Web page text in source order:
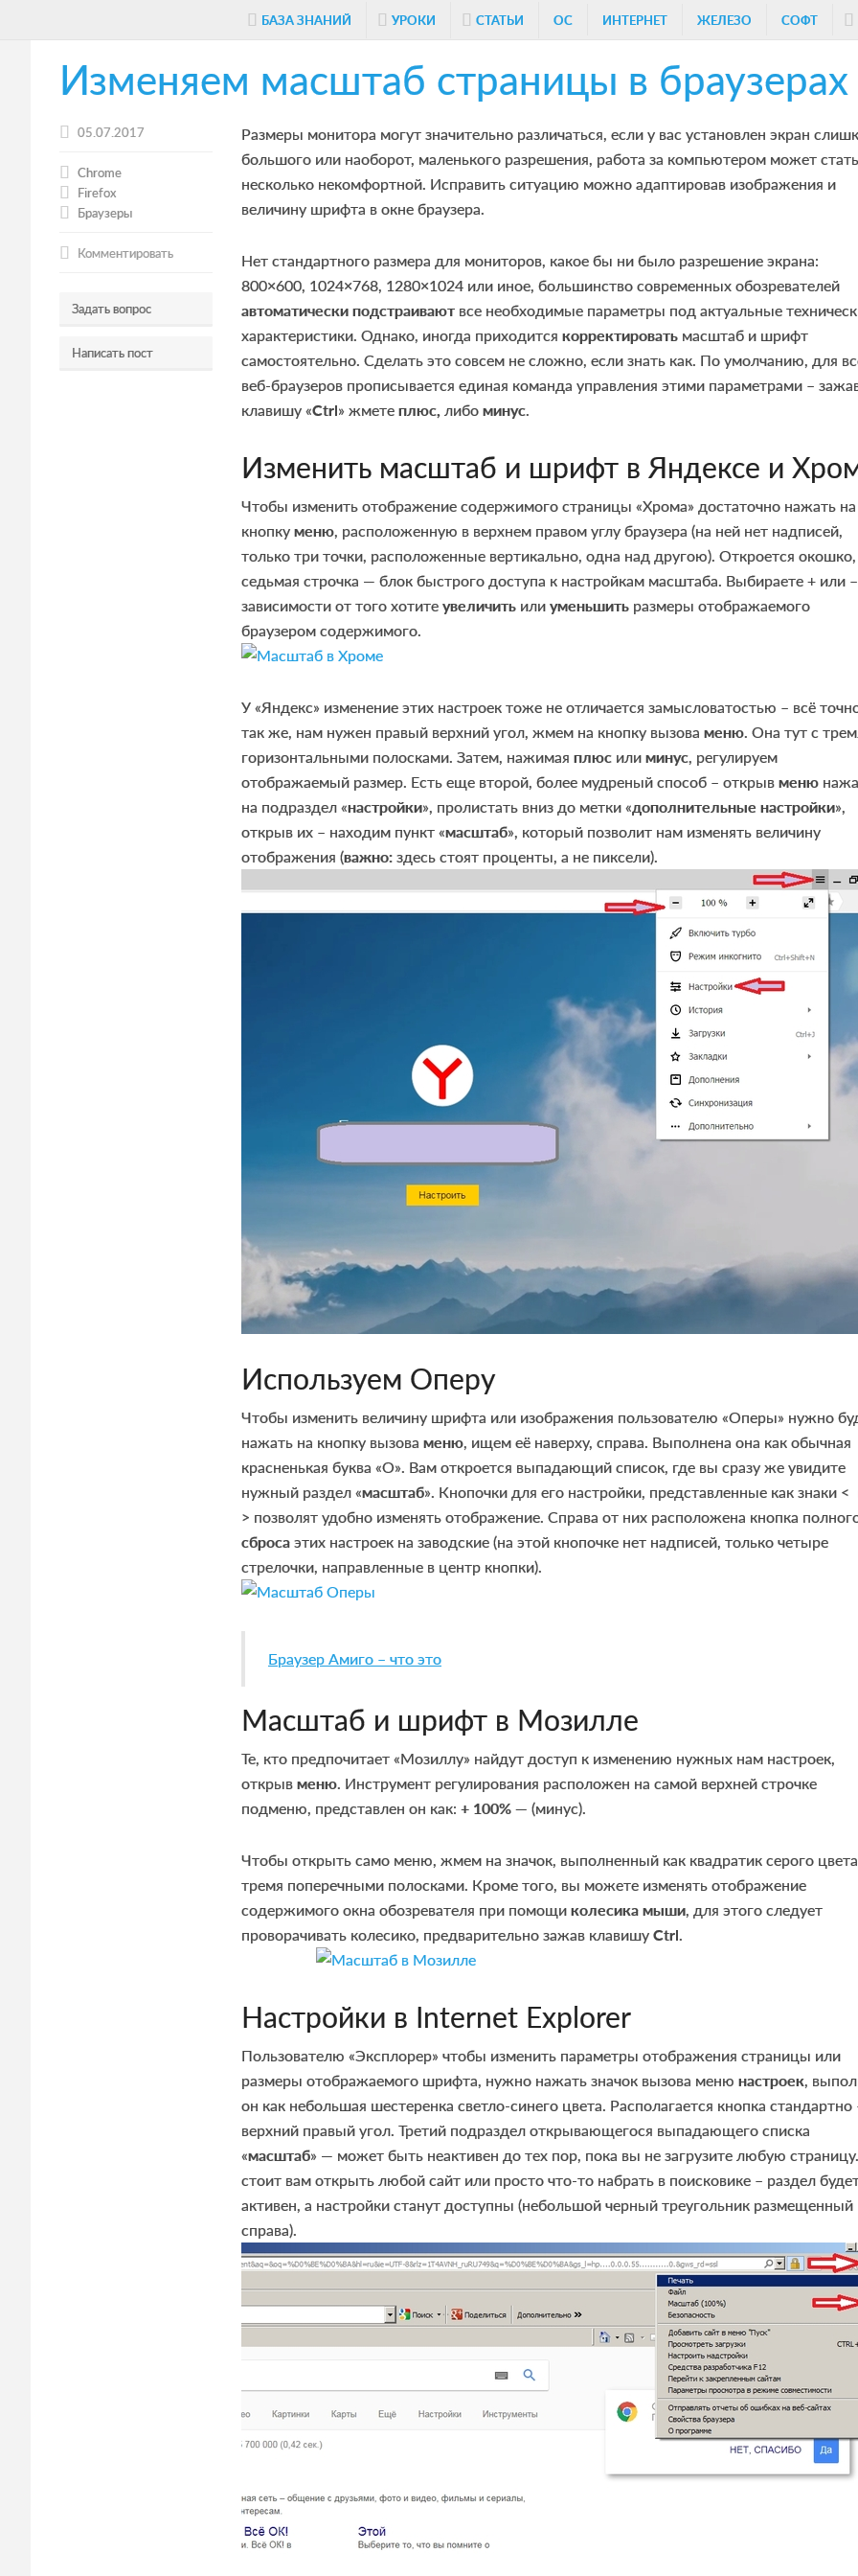
БАЗА ЗНАНИЙ УРОКИ СТАТЬИ ОС ИНТЕРНЕТ ЖЕЛЕЗО СОФТ
Изменяем масштаб страницы в браузерах
05.07.2017
Chrome
Firefox
Браузеры
Комментировать
Задать вопрос
Написать пост
Размеры монитора могут значительно различаться, если у вас установлен экран
большого или наоборот, маленького разрешения, работа за компьютером может стать
несколько некомфортной. Исправить ситуацию можно адаптировав изображения и
величину шрифта в окне браузера.
Нет стандартного размера для мониторов, какое бы ни было разрешение экрана:
800×600, 1024×768, 1280×1024 или иное, большинство современных обозревателей
автоматически подстраивают все необходимые параметры под актуальные
характеристики. Однако, иногда приходится корректировать масштаб и шрифт
самостоятельно. Сделать это совсем не сложно, если знать как. По умолчанию, для
веб-браузеров прописывается единая команда управления этими параметрами –
клавишу «Ctrl» жметеплюс,либоминус.
Изменить масштаб и шрифт в Яндексе и
Чтобы изменить отображение содержимого страницы «Хрома» достаточно нажать на
кнопкуменю, расположенную в верхнем правом углу браузера (на ней нет надписей,
только три точки, расположенные вертикально, одна над другою). Откроется окошко,
седьмая строчка — блок быстрого доступа к настройкам масштаба. Выбираете + или
зависимости от того хотитеувеличить илиуменьшить размеры отображаемого
браузером содержимого.
У «Яндекс» изменение этих настроек тоже не отличается замысловатостью – всё
так же, нам нужен правый верхний угол, жмем на кнопку вызова меню. Она тут с
горизонтальными полосками. Затем, нажимая плюс илиминус, регулируем
отображаемый размер. Есть еще второй, более мудреный способ – открывменю
на подраздел «настройки», пролистать вниз до метки «дополнительные настройки»,
открыв их – находим пункт «масштаб», который позволит нам изменять величину
отображения (важно:здесь стоят проценты, а не пиксели).
Используем Оперу
Чтобы изменить величину шрифта или изображения пользователю «Оперы» нужно
нажать на кнопку вызова меню, ищем её наверху, справа. Выполнена она как обычная
красненькая буква «О». Вам откроется выпадающий список, где вы сразу же увидите
нужный раздел «масштаб». Кнопочки для его настройки, представленные как знаки
> позволят удобно изменять отображение. Справа от них расположена кнопка
сбросаэтих настроек на заводские (на этой кнопочке нет надписей, только четыре
стрелочки, направленные в центр кнопки).
Браузер Амиго – что это
Масштаб и шрифт в Мозилле
Те, кто предпочитает «Мозиллу» найдут доступ к изменению нужных нам настроек,
открывменю. Инструмент регулирования расположен на самой верхней строчке
подменю, представлен он как: + 100% — (минус).
Чтобы открыть само меню, жмем на значок, выполненный как квадратик серого
тремя поперечными полосками. Кроме того, вы можете изменять отображение
содержимого окна обозревателя при помощиколесика мыши, для этого следует
проворачивать колесико, предварительно зажав клавишуCtrl.
Настройки в Internet Explorer
Пользователю «Эксплорер» чтобы изменить параметры отображения страницы или
размеры отображаемого шрифта, нужно нажать значок вызова меню настроек,
он как небольшая шестеренка светло-синего цвета. Располагается кнопка стандартно
верхний правый угол. Третий подраздел открывающегося выпадающего списка
«масштаб» — может быть неактивен до тех пор, пока вы не загрузите любую
стоит вам открыть любой сайт или просто что-то набрать в поисковике – раздел
активен, а настройки станут доступны (небольшой черный треугольник размещенный
справа).